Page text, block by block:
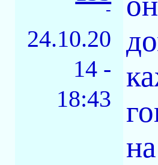
-
24.10.20
14 -
18:43